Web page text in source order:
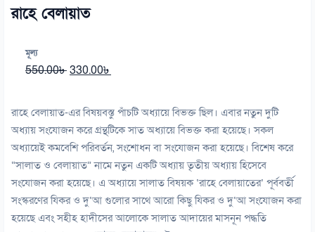
রাহে বেলায়াত
মূল্য
550.00৳Original
was:
550.00৳ .
330.00৳
is:
330.00৳ .
রাহে বেলায়াত-এর বিষয়বস্তু পাঁচটি অধ্যায়ে বিভক্ত ছিল। এবার নতুন দুটি
অধ্যায় সংযোজন করে গ্রন্থটিকে সাত অধ্যায়ে বিভক্ত করা হয়েছে। সকল
অধ্যায়েই কমবেশি পরিবর্তন, সংশোধন বা সংযোজন করা হয়েছে। বিশেষ করে
“সালাত ও বেলায়াত” নামে নতুন একটি অধ্যায় তৃতীয় অধ্যায় হিসেবে
সংযোজন করা হয়েছে। এ অধ্যায়ে সালাত বিষয়ক ‘রাহে বেলায়াতের’ পূর্ববর্তী
সংস্করণের যিকর ও দু‘আ গুলোর সাথে আরো কিছু যিকর ও দু‘আ সংযোজন করা
হয়েছে এবং সহীহ হাদীসের আলোকে সালাত আদায়ের মাসনূন পদ্ধতি